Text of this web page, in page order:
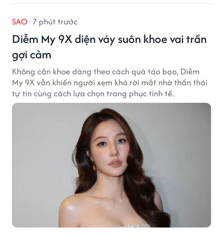
SAO 7 phút trước
Diễm My 9X diện váy suôn khoe vai trần
gợi cảm
Không cần khoe dáng theo cách quá táo bạo, Diễm
My 9X vẫn khiến người xem khó rời mắt nhờ thần thái
tự tin cùng cách lựa chọn trang phục tinh tế.